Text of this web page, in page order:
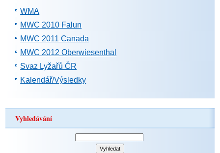
WMA
MWC 2010 Falun
MWC 2011 Canada
MWC 2012 Oberwiesenthal
Svaz Lyžařů ČR
Kalendář/Výsledky
Vyhledávání